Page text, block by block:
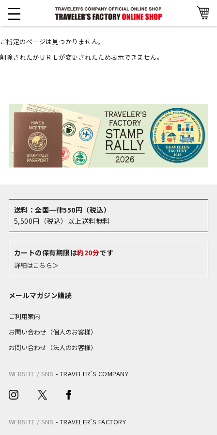
ご指定のページは見つかりません。
削除されたかＵＲＬが変更されたため表示できません。
送料：全国一律550円（税込）
5,500円（税込）以上送料無料
カートの保有期限は約20分です
詳細はこちら＞
メールマガジン購読
ご利用案内
お問い合わせ（個人のお客様）
お問い合わせ（法人のお客様）
WEBSITE / SNS - TRAVELER’S COMPANY
WEBSITE / SNS - TRAVELER’S FACTORY